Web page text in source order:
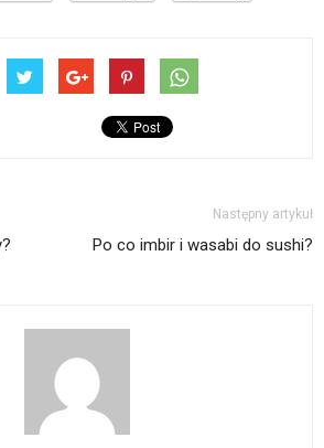
Następny artykuł
Po co imbir i wasabi do sushi?